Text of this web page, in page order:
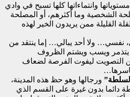
وانتماءاتها كلها تسبح في وادي
الشخصية وما أكثرهم، أو المصلحة
القليلة ممن يريدون الخير لهذه
نفسي… ولا أحد يبالي… إما ينتقد من
ويسب ويشتم الظروف
التصويت ليفوت الفرصة لضعاف
ورجالها وهو حظ هذه المدينة،
دائما بدون غيرة على القسم الذي